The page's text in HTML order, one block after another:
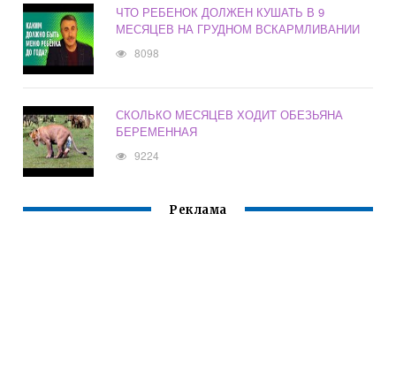
ЧТО РЕБЕНОК ДОЛЖЕН КУШАТЬ В 9
МЕСЯЦЕВ НА ГРУДНОМ ВСКАРМЛИВАНИИ
8098
СКОЛЬКО МЕСЯЦЕВ ХОДИТ ОБЕЗЬЯНА
БЕРЕМЕННАЯ
9224
Реклама